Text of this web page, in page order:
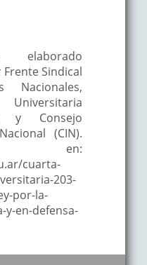
elaborado
Sindical
Nacionales,
y Consejo
(CIN).
en:
cuarta-
203-
por-la-
y-en-defensa-